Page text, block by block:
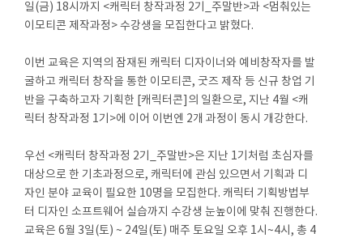
일(금) 18시까지 <캐릭터 창작과정 2기_주말반>과 <멈춰있는
이모티콘 제작과정> 수강생을 모집한다고 밝혔다.
이번 교육은 지역의 잠재된 캐릭터 디자이너와 예비창작자를 발
굴하고 캐릭터 창작을 통한 이모티콘, 굿즈 제작 등 신규 창업 기
반을 구축하고자 기획한 [캐릭터콘]의 일환으로, 지난 4월 <캐
릭터 창작과정 1기>에 이어 이번엔 2개 과정이 동시 개강한다.
우선 <캐릭터 창작과정 2기_주말반>은 지난 1기처럼 초심자를
대상으로 한 기초과정으로, 캐릭터에 관심 있으면서 기획과 디
자인 분야 교육이 필요한 10명을 모집한다. 캐릭터 기획방법부
터 디자인 소프트웨어 실습까지 수강생 눈높이에 맞춰 진행한다.
교육은 6월 3일(토) ~ 24일(토) 매주 토요일 오후 1시~4시, 총 4